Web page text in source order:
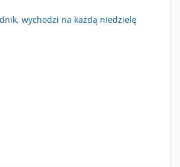
wychodzi na każdą niedzielę